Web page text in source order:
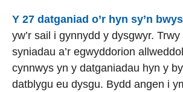
Y 27 datganiad o’r hyn sy’n
yw’r sail i gynnydd y dysgwyr. Trwy
syniadau a’r egwyddorion
cynnwys yn y datganiadau hyn y
datblygu eu dysgu. Bydd angen i